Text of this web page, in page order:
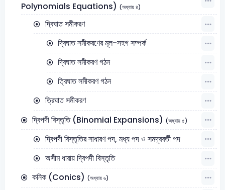
Polynomials Equations) (অধ্যায় ৪)
দ্বিঘাত সমীকরণ
দ্বিঘাত সমীকরণের মূল-সহগ সম্পর্ক
দ্বিঘাত সমীকরণ গঠন
ত্রিঘাত সমীকরণ গঠন
ত্রিঘাত সমীকরণ
দ্বিপদী বিস্তৃতি (Binomial Expansions) (অধ্যায় ৫)
দ্বিপদী বিস্তৃতির সাধারণ পদ, মধ্য পদ ও সমদূরবর্তী পদ
অসীম ধারায় দ্বিপদী বিস্তৃতি
কনিক (Conics) (অধ্যায় ৬)